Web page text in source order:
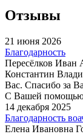
Отзывы
21 июня 2026
Благодарность
Пересёлков Иван
Константин
Вас. Спасибо за
С Вашей помощью
14 декабря 2025
Благодарность
Елена Ивановна